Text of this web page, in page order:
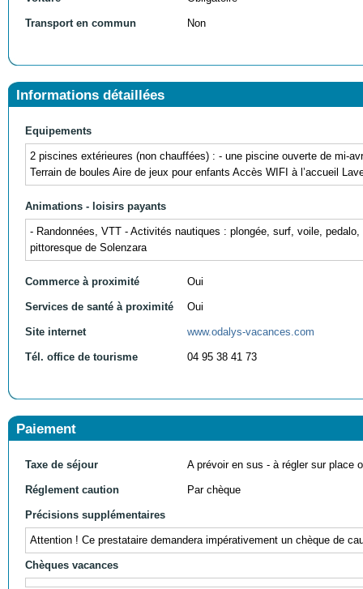
Transport en commun Non
Informations détaillées
Equipements
2 piscines extérieures (non chauffées) : - une piscine ouverte de mi-
Terrain de boules Aire de jeux pour enfants Accès WIFI à l’accueil
Animations - loisirs payants
- Randonnées, VTT - Activités nautiques : plongée, surf, voile,
pittoresque de Solenzara
Commerce à proximité Oui
Services de santé à proximité Oui
Site internet www.odalys-vacances.com
Tél. office de tourisme 04 95 38 41 73
Paiement
Taxe de séjour A prévoir en sus - à régler sur place
Réglement caution Par chèque
Précisions supplémentaires
Attention ! Ce prestataire demandera impérativement un chèque de
Chèques vacances